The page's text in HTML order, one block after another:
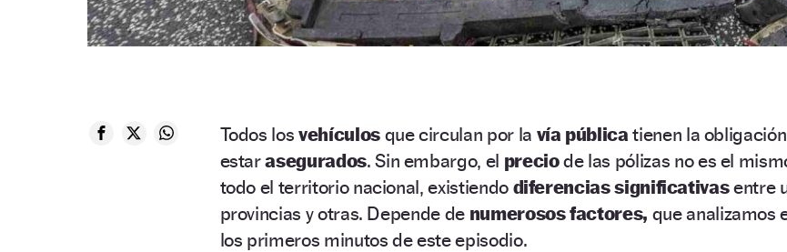
Todos los vehículos que circulan por la vía pública tienen la
estarasegurados. Sin embargo, el preciode las pólizas no es el
todo el territorio nacional, existiendo diferencias significativasentre
provincias y otras. Depende de numerosos factores, que analizamos
los primeros minutos de este episodio.